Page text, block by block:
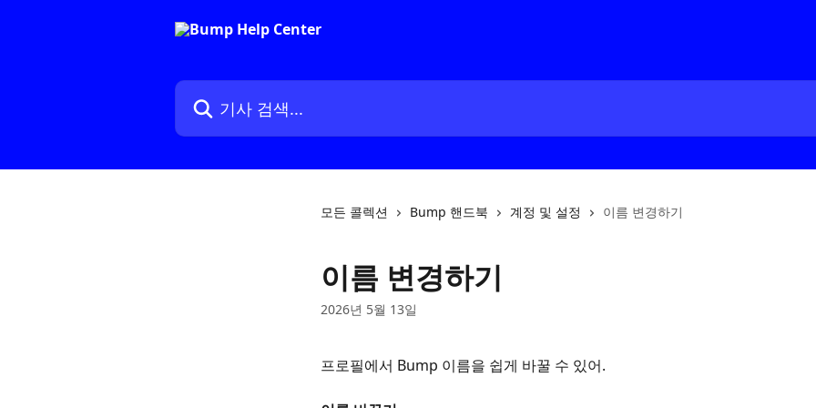
기사 검색...
모든 콜렉션 Bump 핸드북 계정 및 설정 이름 변경하기
이름 변경하기
2026년 5월 13일
프로필에서 Bump 이름을 쉽게 바꿀 수 있어.